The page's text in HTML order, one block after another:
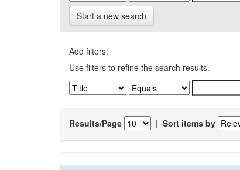
Start a new search
Add filters:
Use filters to refine the search results.
Results/Page | Sort items by